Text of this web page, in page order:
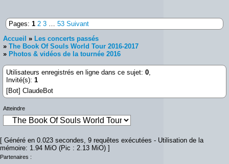
Pages: 1 2 3 … 53 Suivant
Accueil » Les concerts passés
» The Book Of Souls World Tour 2016-2017
» Photos & vidéos de la tournée 2016
Utilisateurs enregistrés en ligne dans ce sujet: 0,
Invité(s): 1
[Bot] ClaudeBot
Atteindre
[ Généré en 0.023 secondes, 9 requêtes exécutées - Utilisation de la
mémoire: 1.94 MiO (Pic : 2.13 MiO) ]
Partenaires :